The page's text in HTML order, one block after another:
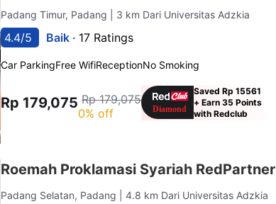
Padang Timur, Padang | 3 km Dari Universitas Adzkia
4.4/5 Baik · 17 Ratings
Car ParkingFree WifiReceptionNo Smoking
Rp 179,075 Rp 179,075
0% off
Saved Rp 15561
+ Earn 35 Points
with Redclub
Roemah Proklamasi Syariah RedPartner
Padang Selatan, Padang | 4.8 km Dari Universitas Adzkia